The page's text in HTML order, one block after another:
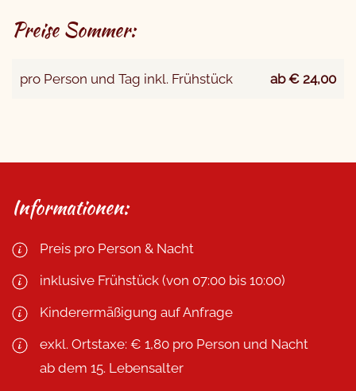
Preise Sommer:
pro Person und Tag inkl. Frühstück ab € 24,00
Informationen:
Preis pro Person & Nacht
inklusive Frühstück (von 07:00 bis 10:00)
Kinderermäßigung auf Anfrage
exkl. Ortstaxe: € 1,80 pro Person und Nacht
ab dem 15. Lebensalter